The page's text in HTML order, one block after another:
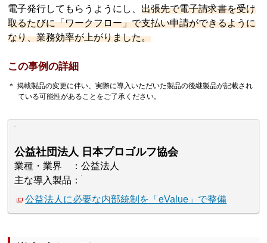
電子発行してもらうようにし、出張先で電子請求書を受け
取るたびに「ワークフロー」で支払い申請ができるように
なり、業務効率が上がりました。
この事例の詳細
＊ 掲載製品の変更に伴い、実際に導入いただいた製品の後継製品が記載され
ている可能性があることをご了承ください。
公益社団法人 日本プロゴルフ協会
業種・業界
公益法人
主な導入製品
公益法人に必要な内部統制を「eValue」で整備